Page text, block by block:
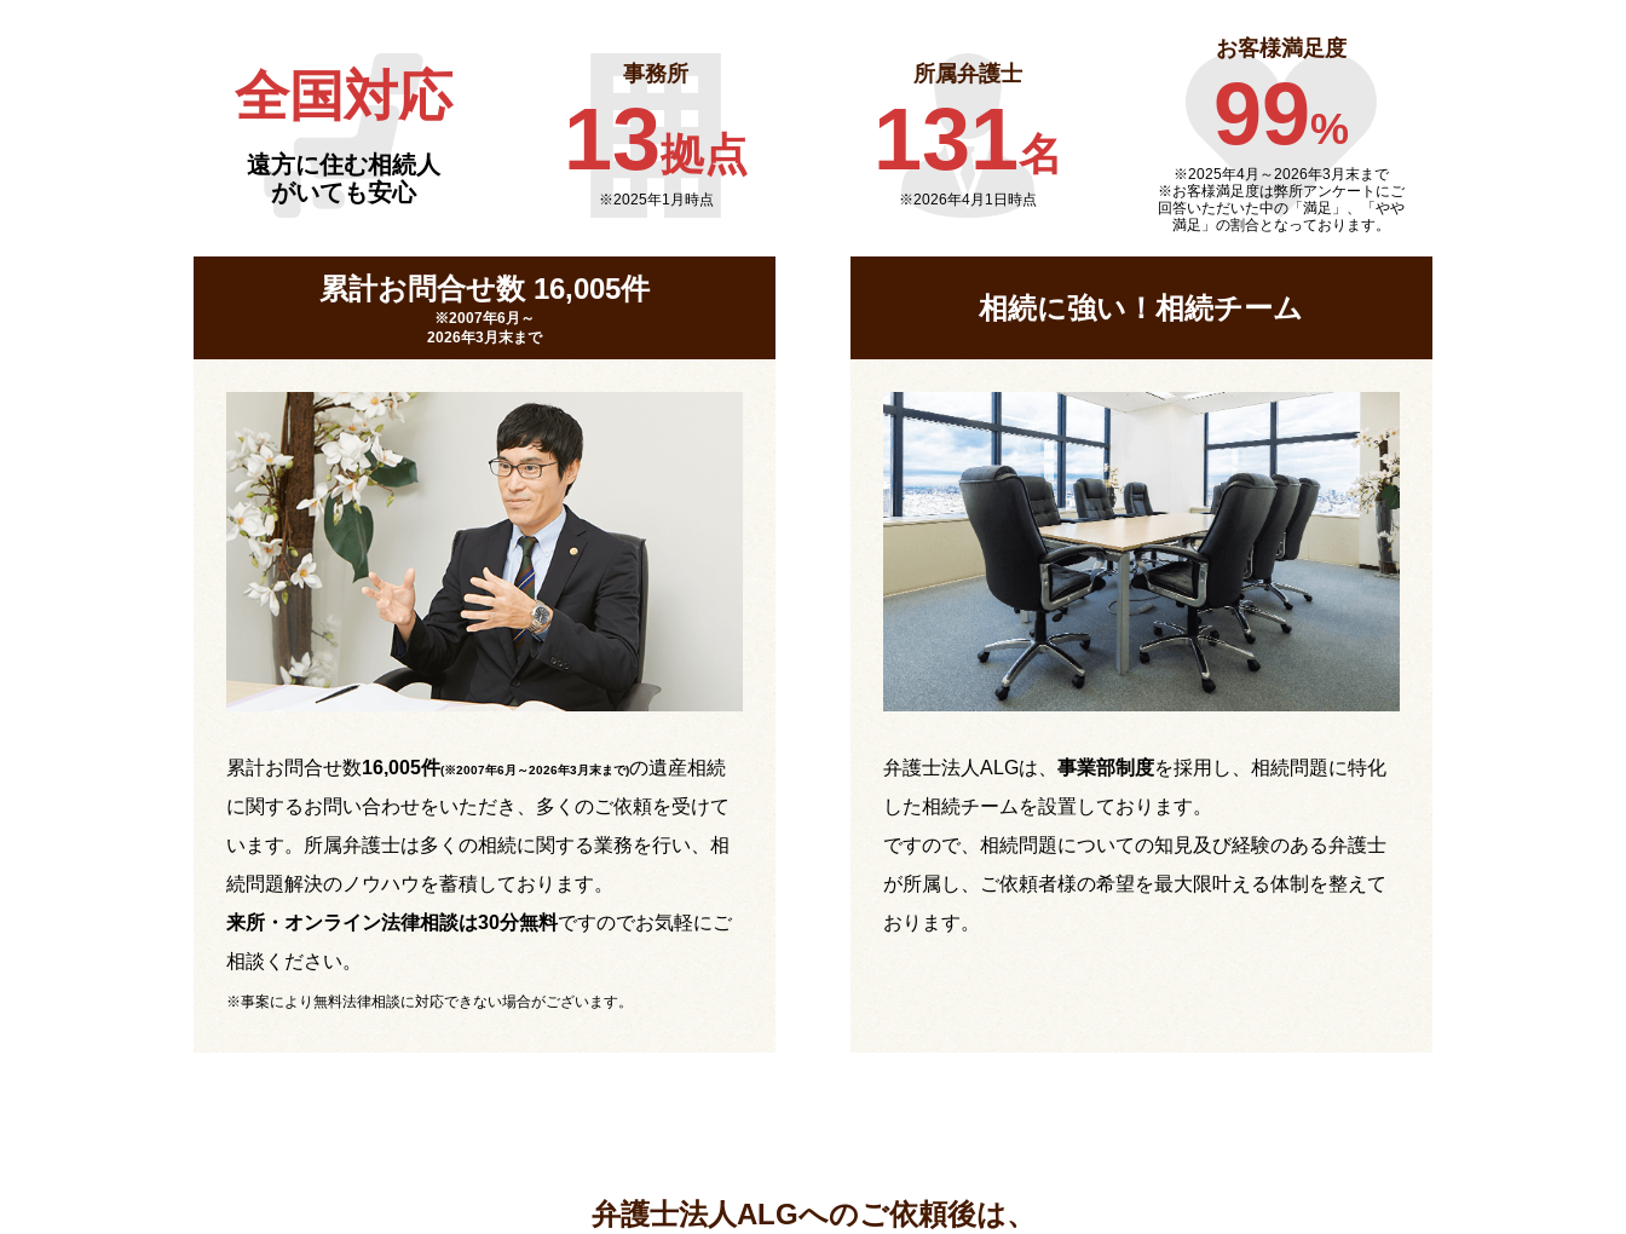
全国対応
遠方に住む相続人
がいても安心
事務所
13拠点
※2025年1月時点
所属弁護士
131名
※2026年4月1日時点
お客様満足度
99%
※2025年4月～2026年3月末まで
※お客様満足度は弊所アンケートにご
回答いただいた中の「満足」、「やや
満足」の割合となっております。
累計お問合せ数 16,005件
※2007年6月～
2026年3月末まで
累計お問合せ数16,005件(※2007年6月～2026年3月末まで)の遺産相続
に関するお問い合わせをいただき、多くのご依頼を受けて
います。所属弁護士は多くの相続に関する業務を行い、相
続問題解決のノウハウを蓄積しております。
来所・オンライン法律相談は30分無料ですのでお気軽にご
相談ください。
※事案により無料法律相談に対応できない場合がございます。
相続に強い！相続チーム
弁護士法人ALGは、 事業部制度を採用し、相続問題に特化
した相続チームを設置しております。
ですので、相続問題についての知見及び経験のある弁護士
が所属し、ご依頼者様の希望を最大限叶える体制を整えて
おります。
弁護士法人ALGへのご依頼後は、